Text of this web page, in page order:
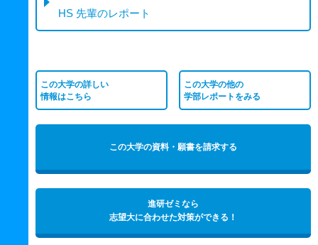
HS 先輩のレポート
この大学の詳しい
情報はこちら
この大学の他の
学部レポートをみる
この大学の資料・願書を請求する
進研ゼミなら
志望大に合わせた対策ができる！